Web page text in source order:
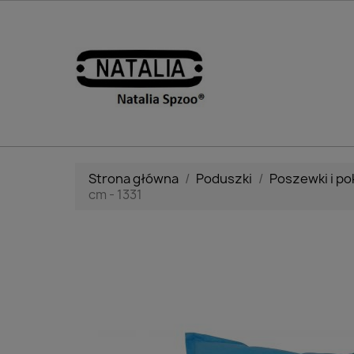
Strona główna Poduszki
Poszewki i
cm - 1331